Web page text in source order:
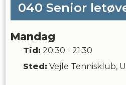
040 Senior
Mandag
Tid: 20:30 - 21:30
Sted: Vejle Tennisklub,